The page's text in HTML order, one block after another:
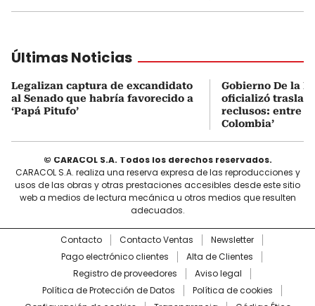
Últimas Noticias
Legalizan captura de excandidato
al Senado que habría favorecido a
‘Papá Pitufo’
Gobierno De la
oficializó
reclusos: entre
Colombia’
© CARACOL S.A. Todos los derechos reservados.
CARACOL S.A. realiza una reserva expresa de las reproducciones y
usos de las obras y otras prestaciones accesibles desde este sitio
web a medios de lectura mecánica u otros medios que resulten
adecuados.
Contacto Contacto Ventas
Newsletter
Pago electrónico clientes
Alta de Clientes
Registro de proveedores
Aviso legal
Política de Protección de Datos
Política de cookies